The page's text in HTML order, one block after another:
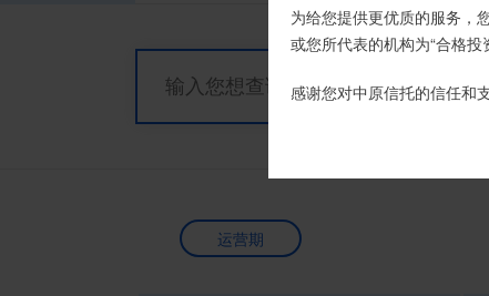
运营期
为给您提供更优质的服务，
或您所代表的机构为“合格投
感谢您对中原信托的信任和